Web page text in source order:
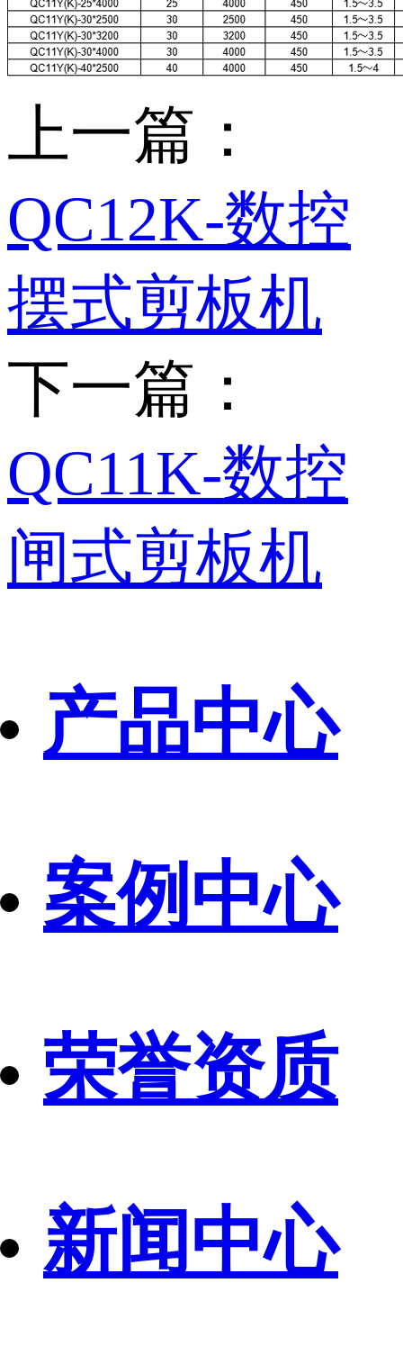
上一篇：
QC12K-数控
摆式剪板机
下一篇：
QC11K-数控
闸式剪板机
产品中心
案例中心
荣誉资质
新闻中心